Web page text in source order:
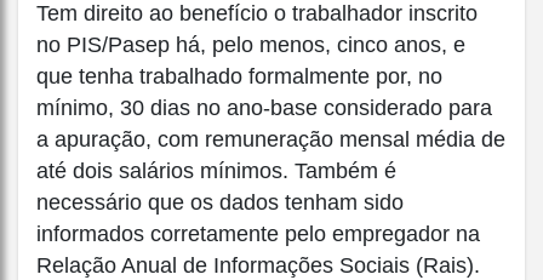
Tem direito ao benefício o trabalhador inscrito
no PIS/Pasep há, pelo menos, cinco anos, e
que tenha trabalhado formalmente por, no
mínimo, 30 dias no ano-base considerado para
a apuração, com remuneração mensal média de
até dois salários mínimos. Também é
necessário que os dados tenham sido
informados corretamente pelo empregador na
Relação Anual de Informações Sociais (Rais).